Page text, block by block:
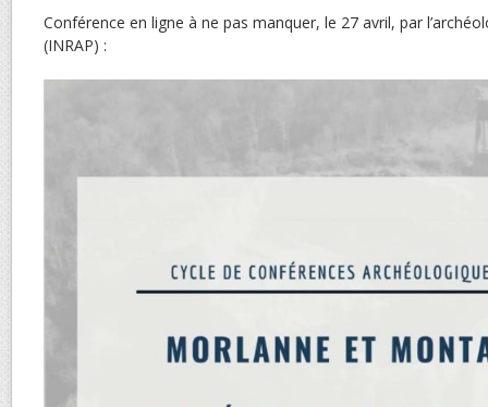
Conférence en ligne à ne pas manquer, le 27 avril, par
(INRAP) :